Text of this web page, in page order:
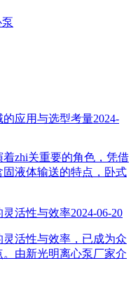
应用与选型考量2024-
zhi关重要的角色，凭借
液体输送的特点，卧式
灵活性与效率2024-06-20
活性与效率，已成为众
由新光明离心泵厂家介